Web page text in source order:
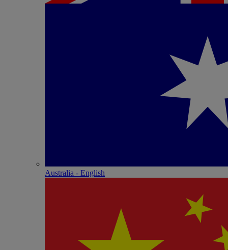
Australia - English